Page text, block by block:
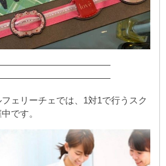
ェリーチェでは、1対1で行うスク
です。